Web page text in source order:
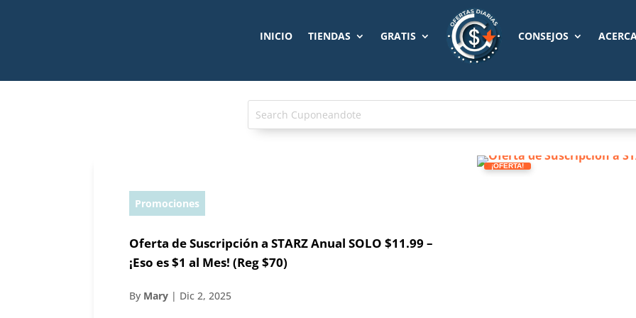
INICIO TIENDAS GRATIS CONSEJOS
Promociones
Oferta de Suscripción a STARZ Anual SOLO $11.99 –
¡Eso es $1 al Mes! (Reg $70)
By Mary | Dic 2, 2025
¡OFERTA!